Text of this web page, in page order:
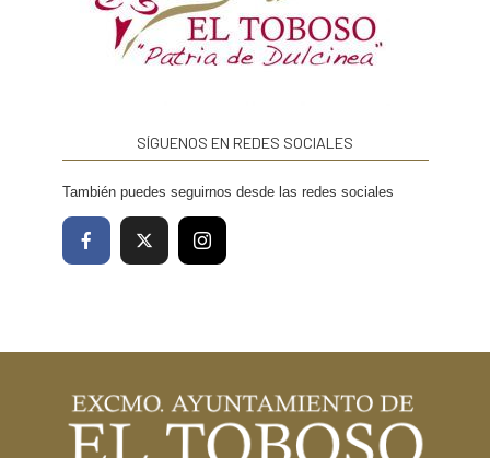
SÍGUENOS EN REDES SOCIALES
También puedes seguirnos desde las redes sociales